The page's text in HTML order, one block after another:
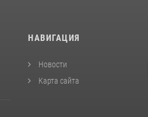
НАВИГАЦИЯ
Новости
Карта сайта